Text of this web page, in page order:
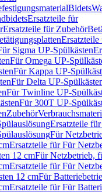
Bidets
Ersatzteile für
Ersatzteile für Zubehör
Ersatzteile
Sigma UP-Spülkästen
Für Omega UP-
Für Kappa UP-
Für Delta UP-
Für Twinline UP-
Für 300T UP-
Zubehör
Ersatzteile
Für
Ersatzteile für Für
12 cmFür Netzbetrieb,
Ersatzteile für Für
12 cmFür
Ersatzteile für Für